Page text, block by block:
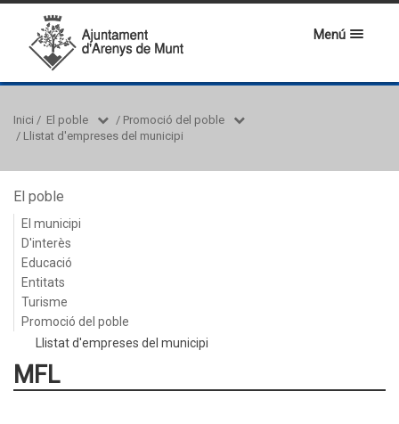
Menú
Inici / El poble / Promoció del poble
/ Llistat d'empreses del municipi
El poble
El municipi
D'interès
Educació
Entitats
Turisme
Promoció del poble
Llistat d'empreses del municipi
MFL